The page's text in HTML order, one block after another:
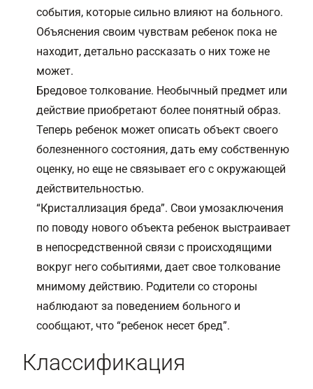
события, которые сильно влияют на больного.
Объяснения своим чувствам ребенок пока не
находит, детально рассказать о них тоже не
может.
Бредовое толкование. Необычный предмет или
действие приобретают более понятный образ.
Теперь ребенок может описать объект своего
болезненного состояния, дать ему собственную
оценку, но еще не связывает его с окружающей
действительностью.
“Кристаллизация бреда”. Свои умозаключения
по поводу нового объекта ребенок выстраивает
в непосредственной связи с происходящими
вокруг него событиями, дает свое толкование
мнимому действию. Родители со стороны
наблюдают за поведением больного и
сообщают, что “ребенок несет бред”.
Классификация